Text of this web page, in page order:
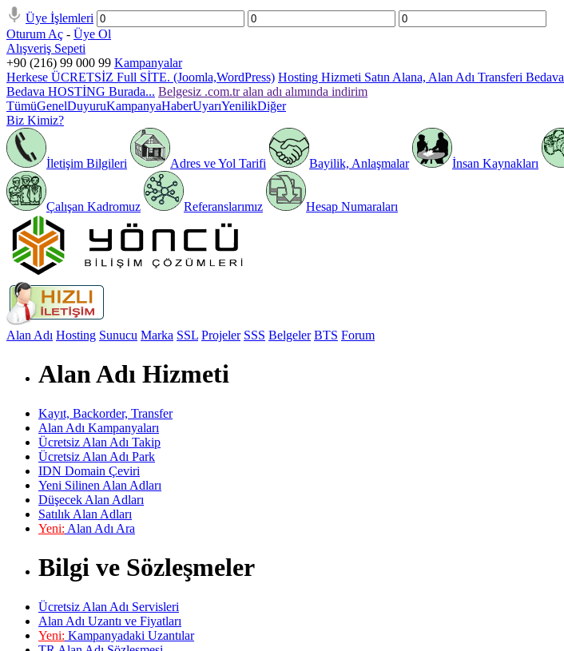
Üye İşlemleri
Oturum Aç - Üye Ol
Alışveriş Sepeti
+90 (216) 99 000 99 Kampanyalar
Herkese ÜCRETSİZ Full SİTE. (Joomla,WordPress) Hosting Hizmeti Satın Alana, Alan Adı Transferi Bedava
Bedava HOSTİNG Burada... Belgesiz .com.tr alan adı alımında indirim
TümüGenelDuyuruKampanyaHaberUyarıYenilikDiğer
Biz Kimiz?
İletişim Bilgileri Adres ve Yol Tarifi Bayilik, Anlaşmalar İnsan Kaynakları
Çalışan Kadromuz Referanslarımız Hesap Numaraları
Alan Adı Hosting Sunucu Marka SSL Projeler SSS Belgeler BTS Forum
Alan Adı Hizmeti
Kayıt, Backorder, Transfer
Alan Adı Kampanyaları
Ücretsiz Alan Adı Takip
Ücretsiz Alan Adı Park
IDN Domain Çeviri
Yeni Silinen Alan Adları
Düşecek Alan Adları
Satılık Alan Adları
Yeni: Alan Adı Ara
Bilgi ve Sözleşmeler
Ücretsiz Alan Adı Servisleri
Alan Adı Uzantı ve Fiyatları
Yeni: Kampanyadaki Uzantılar